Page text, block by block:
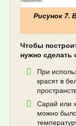
Рисунок 7.
Чтобы
нужно
При
красят в
Сарай или
можно